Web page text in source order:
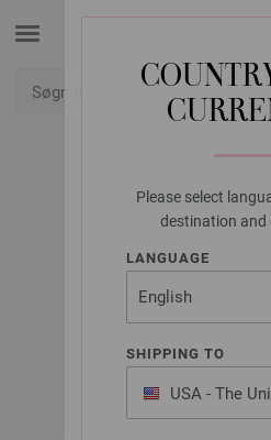
Please select
destination and
LANGUAGE
SHIPPING TO
USA - The
of America
LANA
GERMAN
Forår/